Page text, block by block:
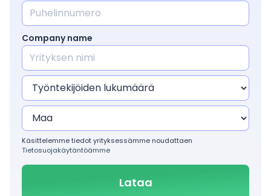
Company name
Käsittelemme tiedot yrityksessämme noudattaen
Tietosuojakäytäntöämme